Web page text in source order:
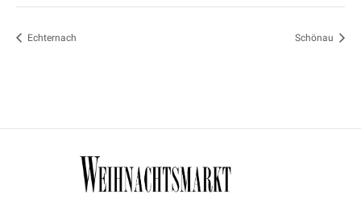
Echternach Schönau